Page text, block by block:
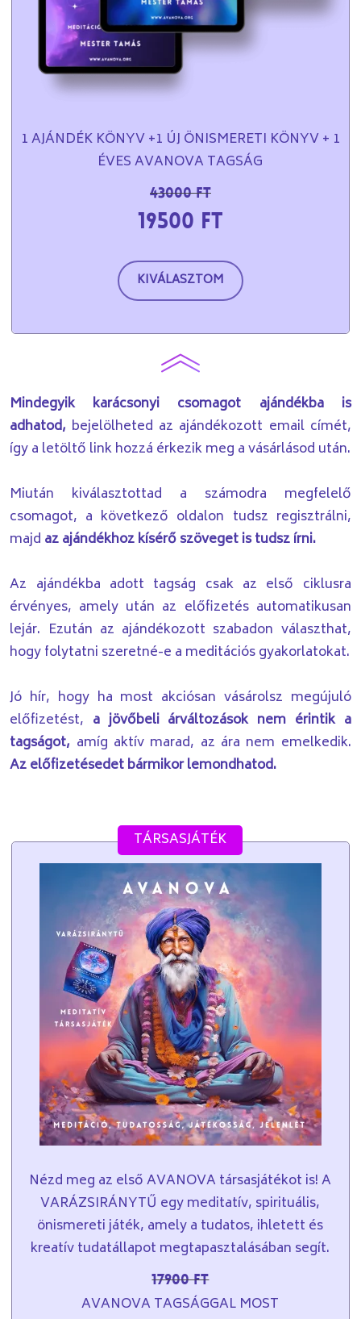
1 AJÁNDÉK KÖNYV +1 ÚJ ÖNISMERETI KÖNYV + 1
ÉVES AVANOVA TAGSÁG
43000 Ft
19500 Ft
KIVÁLASZTOM
Mindegyik karácsonyi csomagot ajándékba is
adhatod, bejelölheted az ajándékozott email címét,
így a letöltő link hozzá érkezik meg a vásárlásod után.
Miután kiválasztottad a számodra megfelelő
csomagot, a következő oldalon tudsz regisztrálni,
majd az ajándékhoz kísérő szöveget is tudsz írni.
Az ajándékba adott tagság csak az első ciklusra
érvényes, amely után az előfizetés automatikusan
lejár. Ezután az ajándékozott szabadon választhat,
hogy folytatni szeretné-e a meditációs gyakorlatokat.
Jó hír, hogy ha most akciósan vásárolsz megújuló
előfizetést, a jövőbeli árváltozások nem érintik a
tagságot, amíg aktív marad, az ára nem emelkedik.
Az előfizetésedet bármikor lemondhatod.
TÁRSASJÁTÉK
Nézd meg az első AVANOVA társasjátékot is! A
VARÁZSIRÁNYTŰ egy meditatív, spirituális,
önismereti játék, amely a tudatos, ihletett és
kreatív tudatállapot megtapasztalásában segít.
17900 Ft
AVANOVA TAGSÁGGAL MOST